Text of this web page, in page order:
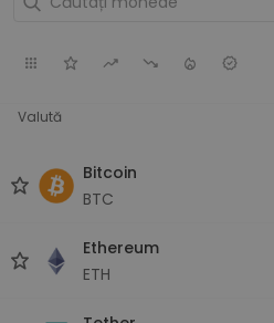
Valută
Bitcoin
BTC
Ethereum
ETH